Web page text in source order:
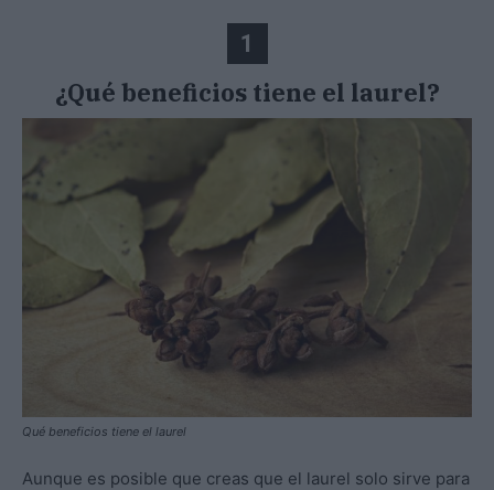
1
¿Qué beneficios tiene el laurel?
Qué beneficios tiene el laurel
Aunque es posible que creas que el laurel solo sirve para